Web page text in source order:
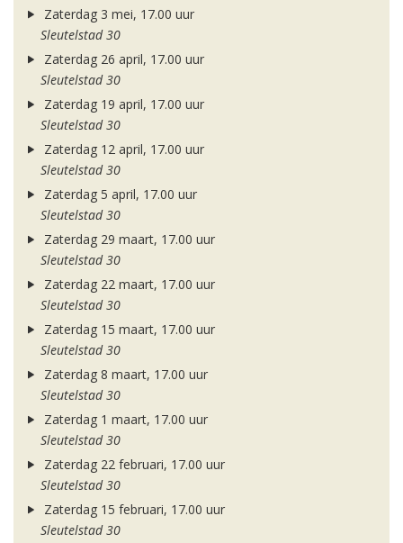
Zaterdag 3 mei, 17.00 uur
Sleutelstad 30
Zaterdag 26 april, 17.00 uur
Sleutelstad 30
Zaterdag 19 april, 17.00 uur
Sleutelstad 30
Zaterdag 12 april, 17.00 uur
Sleutelstad 30
Zaterdag 5 april, 17.00 uur
Sleutelstad 30
Zaterdag 29 maart, 17.00 uur
Sleutelstad 30
Zaterdag 22 maart, 17.00 uur
Sleutelstad 30
Zaterdag 15 maart, 17.00 uur
Sleutelstad 30
Zaterdag 8 maart, 17.00 uur
Sleutelstad 30
Zaterdag 1 maart, 17.00 uur
Sleutelstad 30
Zaterdag 22 februari, 17.00 uur
Sleutelstad 30
Zaterdag 15 februari, 17.00 uur
Sleutelstad 30